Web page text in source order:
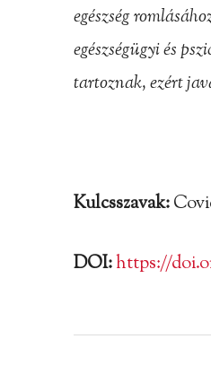
egészség
egészségügyi és
tartoznak, ezért
Kulcsszavak:
DOI:https://